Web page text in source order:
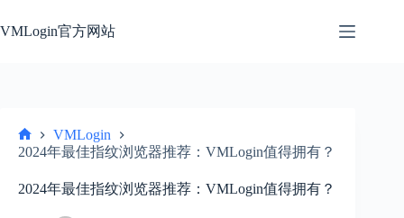
过
VMLogin官方网站
首
VMLogin
2024年最佳指纹浏览器推荐：VMLogin值得拥有？
2024年最佳指纹浏览器推荐：VMLogin值得拥有？